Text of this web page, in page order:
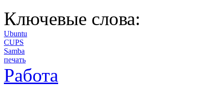
Ключевые слова:
Ubuntu
CUPS
Samba
печать
Работа